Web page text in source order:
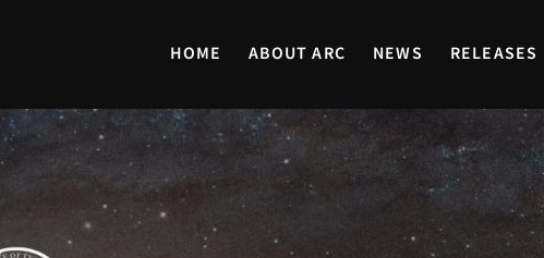
HOME ABOUT ARC NEWS RELEASES